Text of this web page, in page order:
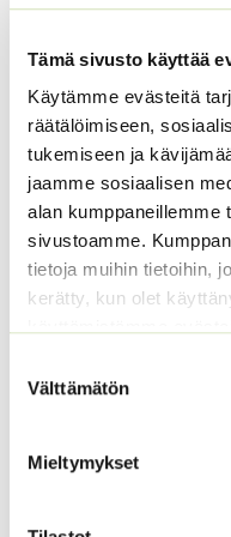
Tämä sivusto käyttää
Käytämme evästeitä
räätälöimiseen,
tukemiseen ja
jaamme sosiaalisen
alan kumppaneillemme
sivustoamme.
tietoja muihin tietoihin,
kerätty, kun olet
valinta
Välttämätön
Mieltymykset
Spagettikurpitsa
(irtosiemen)
ALE!
7,00€
Alkuperäinen
hinta
oli:
5,99€
hinta
on:
Sisältää
arvonlisäveron